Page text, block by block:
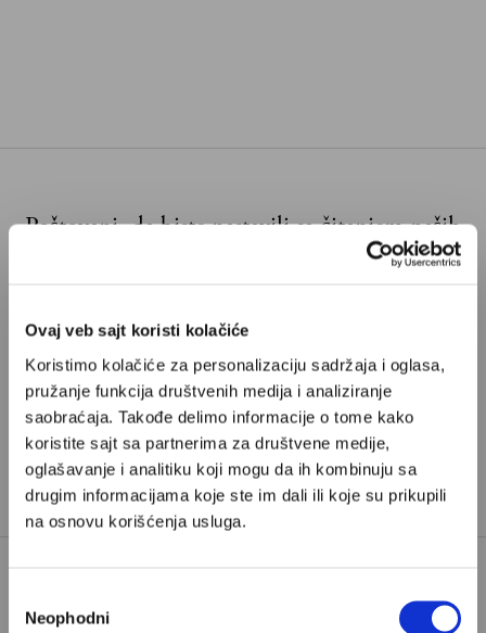
Ovaj veb sajt koristi kolačiće
Koristimo kolačiće za personalizaciju sadržaja i oglasa,
pružanje funkcija društvenih medija i analiziranje
saobraćaja. Takođe delimo informacije o tome kako
koristite sajt sa partnerima za društvene medije,
oglašavanje i analitiku koji mogu da ih kombinuju sa
drugim informacijama koje ste im dali ili koje su prikupili
na osnovu korišćenja usluga.
сагласности
Neophodni
Poštovani, da biste nastavili sa čitanjem naših
premium sadržaja, neophodno je da
odaberete jedan od planova pretplate.
Već imate nalog?Ulogujte se
Ivan Radojčić je novinar iz Beograda i saradnik Velikih
priča
TAGOVI: